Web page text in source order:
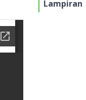
Lampiran